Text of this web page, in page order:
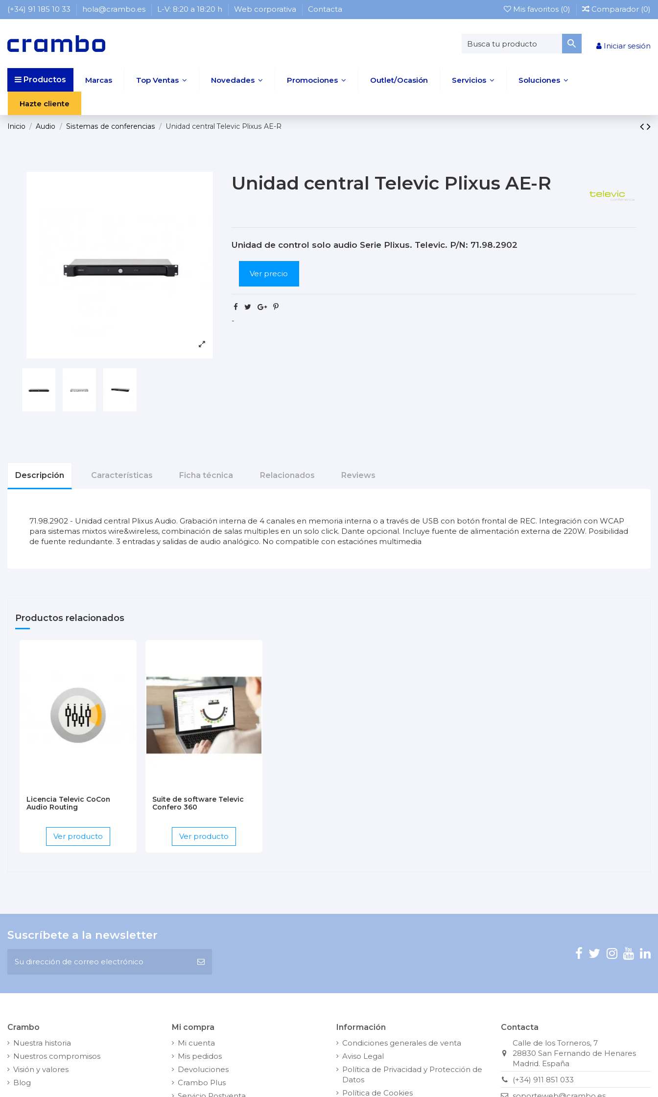
(+34) 91 185 10 33 hola@crambo.es L-V: 8:20 a 18:20 h Web corporativa Contacta Mis favoritos (0) Comparador (0)
Iniciar sesión
Productos Marcas Top Ventas Novedades Promociones Outlet/Ocasión Servicios Soluciones
Hazte cliente
Inicio Audio Sistemas de conferencias Unidad central Televic Plixus AE-R
Unidad central Televic Plixus AE-R
Unidad de control solo audio Serie Plixus. Televic. P/N: 71.98.2902
Ver precio
-
Descripción Características Ficha técnica Relacionados Reviews
71.98.2902 - Unidad central Plixus Audio. Grabación interna de 4 canales en memoria interna o a través de USB con botón frontal de REC. Integración con WCAP
para sistemas mixtos wire&wireless, combinación de salas multiples en un solo click. Dante opcional. Incluye fuente de alimentación externa de 220W. Posibilidad
de fuente redundante. 3 entradas y salidas de audio analógico. No compatible con estaciónes multimedia
Productos relacionados
Licencia Televic CoCon
Audio Routing
Ver producto
Suite de software Televic
Confero 360
Ver producto
Suscríbete a la newsletter
Crambo
Nuestra historia
Nuestros compromisos
Visión y valores
Blog
Mi compra
Mi cuenta
Mis pedidos
Devoluciones
Crambo Plus
Información
Condiciones generales de venta
Aviso Legal
Política de Privacidad y Protección de
Datos
Política de Cookies
Contacta
Calle de los Torneros, 7
28830 San Fernando de Henares
Madrid. España
(+34) 911 851 033